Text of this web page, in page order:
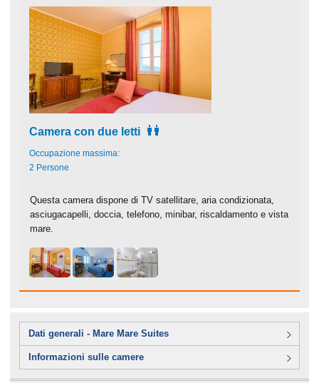
Camera con due letti
Occupazione massima:
2 Persone
Questa camera dispone di TV satellitare, aria condizionata,
asciugacapelli, doccia, telefono, minibar, riscaldamento e vista
mare.
Dati generali - Mare Mare Suites
Informazioni sulle camere